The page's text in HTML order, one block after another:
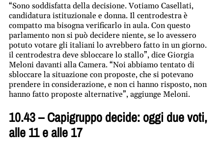
“Sono soddisfatta della decisione. Votiamo Casellati,
candidatura istituzionale e donna. Il centrodestra è
compatto ma bisogna verificarlo in aula. Con questo
parlamento non si può decidere niente, se lo avessero
potuto votare gli italiani lo avrebbero fatto in un giorno.
il centrodestra deve sbloccare lo stallo”, dice Giorgia
Meloni davanti alla Camera. “Noi abbiamo tentato di
sbloccare la situazione con proposte, che si potevano
prendere in considerazione, e non ci hanno risposto, non
hanno fatto proposte alternative”, aggiunge Meloni.
10.43 – Capigruppo decide: oggi due voti,
alle 11 e alle 17